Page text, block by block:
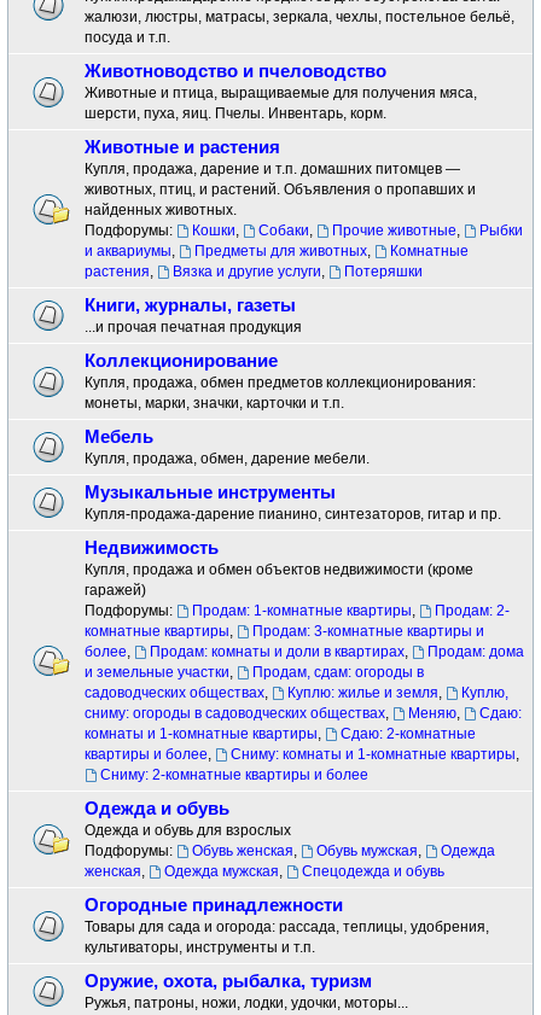
жалюзи, люстры, матрасы, зеркала, чехлы, постельное бельё,
посуда и т.п.
Животноводство и пчеловодство
Животные и птица, выращиваемые для получения мяса,
шерсти, пуха, яиц. Пчелы. Инвентарь, корм.
Животные и растения
Купля, продажа, дарение и т.п. домашних питомцев —
животных, птиц, и растений. Объявления о пропавших и
найденных животных.
Подфорумы:
Кошки, Собаки, Прочие животные,
Рыбки
и аквариумы, Предметы для животных,
Комнатные
растения, Вязка и другие услуги, Потеряшки
Книги, журналы, газеты
...и прочая печатная продукция
Коллекционирование
Купля, продажа, обмен предметов коллекционирования:
монеты, марки, значки, карточки и т.п.
Мебель
Купля, продажа, обмен, дарение мебели.
Музыкальные инструменты
Купля-продажа-дарение пианино, синтезаторов, гитар и пр.
Недвижимость
Купля, продажа и обмен объектов недвижимости (кроме
гаражей)
Подфорумы:
Продам: 1-комнатные квартиры,
Продам: 2-
комнатные квартиры,
Продам: 3-комнатные квартиры и
более, Продам: комнаты и доли в квартирах,
Продам: дома
и земельные участки,
Продам, сдам: огороды в
садоводческих обществах, Куплю: жилье и земля,
Куплю,
сниму: огороды в садоводческих обществах, Меняю,
Сдаю:
комнаты и 1-комнатные квартиры,
Сдаю: 2-комнатные
квартиры и более, Сниму: комнаты и 1-комнатные квартиры,
Сниму: 2-комнатные квартиры и более
Одежда и обувь
Одежда и обувь для взрослых
Подфорумы:
Обувь женская, Обувь мужская,
Одежда
женская, Одежда мужская, Спецодежда и обувь
Огородные принадлежности
Товары для сада и огорода: рассада, теплицы, удобрения,
культиваторы, инструменты и т.п.
Оружие, охота, рыбалка, туризм
Ружья, патроны, ножи, лодки, удочки, моторы...